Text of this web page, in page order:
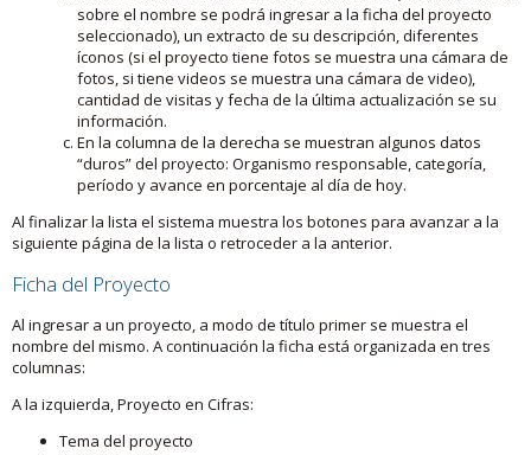
sobre el nombre se podrá ingresar a la ficha del proyecto
seleccionado), un extracto de su descripción, diferentes
íconos (si el proyecto tiene fotos se muestra una cámara de
fotos, si tiene videos se muestra una cámara de video),
cantidad de visitas y fecha de la última actualización se su
información.
En la columna de la derecha se muestran algunos datos
“duros” del proyecto: Organismo responsable, categoría,
período y avance en porcentaje al día de hoy.
Al finalizar la lista el sistema muestra los botones para avanzar a la
siguiente página de la lista o retroceder a la anterior.
Ficha del Proyecto
Al ingresar a un proyecto, a modo de título primer se muestra el
nombre del mismo. A continuación la ficha está organizada en tres
columnas:
A la izquierda, Proyecto en Cifras:
Tema del proyecto